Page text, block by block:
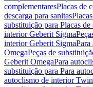
complementaresPlacas de
descarga para sanitas
substituição para Placas
interior Geberit Sigma
interior Geberit Sigma
OmegaPeças de
Geberit OmegaPara
substituição para Para
autoclismo de interior